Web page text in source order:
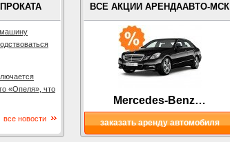
«Опеля», что
все новости
ВСЕ АКЦИИ АРЕНДААВТО-МСК
Mercedes-Benz…
заказать аренду автомобиля